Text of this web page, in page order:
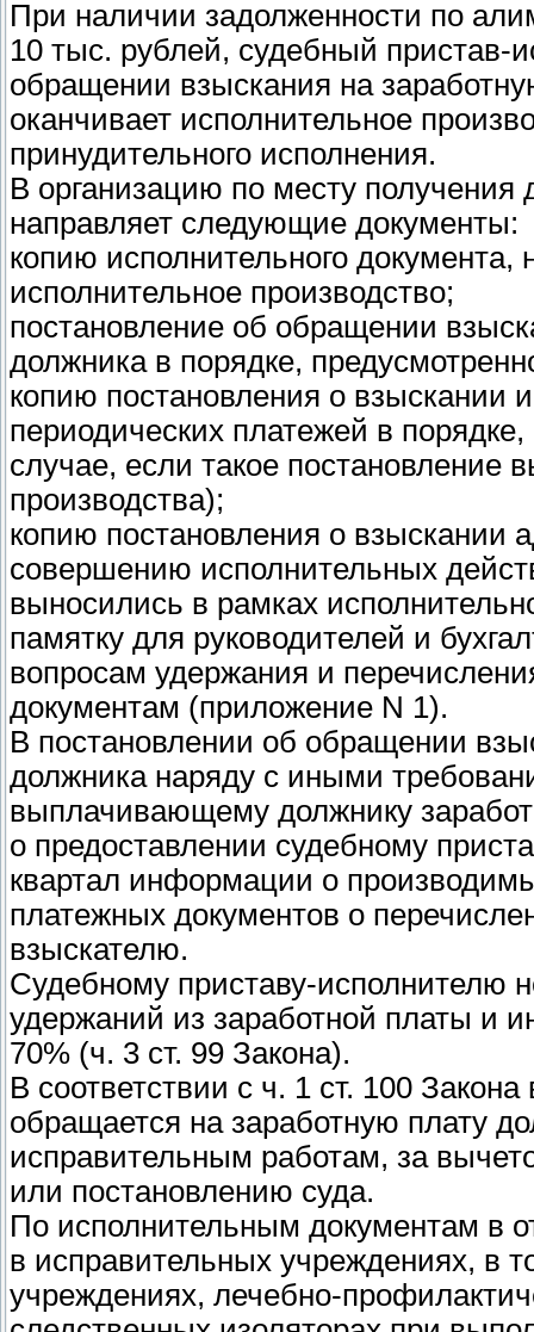
При наличии задолженности по
10 тыс. рублей, судебный пристав-
обращении взыскания на
оканчивает исполнительное
принудительного исполнения.
В организацию по месту получения
направляет следующие документы:
копию исполнительного документа,
исполнительное производство;
постановление об обращении
должника в порядке,
копию постановления о взыскании
периодических платежей в
случае, если такое постановление
производства);
копию постановления о взыскании
совершению исполнительных
выносились в рамках
памятку для руководителей и
вопросам удержания и
документам (приложение N 1).
В постановлении об обращении
должника наряду с иными
выплачивающему должнику
о предоставлении судебному
квартал информации о
платежных документов о
взыскателю.
Судебному приставу-исполнителю
удержаний из заработной платы и
70% (ч. 3 ст. 99 Закона).
В соответствии с ч. 1 ст. 100
обращается на заработную плату
исправительным работам, за
или постановлению суда.
По исполнительным документам в
в исправительных учреждениях, в
учреждениях, лечебно-